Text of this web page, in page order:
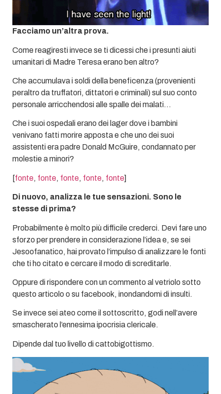
Facciamo un’altra prova.
Come reagiresti invece se ti dicessi che i presunti aiuti
umanitari di Madre Teresa erano ben altro?
Che accumulava i soldi della beneficenza (provenienti
peraltro da truffatori, dittatori e criminali) sul suo conto
personale arricchendosi alle spalle dei malati…
Che i suoi ospedali erano dei lager dove i bambini
venivano fatti morire apposta e che uno dei suoi
assistenti era padre Donald McGuire, condannato per
molestie a minori?
[fonte, fonte, fonte, fonte, fonte]
Di nuovo, analizza le tue sensazioni. Sono le
stesse di prima?
Probabilmente è molto più difficile crederci. Devi fare uno
sforzo per prendere in considerazione l’idea e, se sei
Jesoofanatico, hai provato l’impulso di analizzare le fonti
che ti ho citato e cercare il modo di screditarle.
Oppure di rispondere con un commento al vetriolo sotto
questo articolo o su facebook, inondandomi di insulti.
Se invece sei ateo come il sottoscritto, godi nell’avere
smascherato l’ennesima ipocrisia clericale.
Dipende dal tuo livello di cattobigottismo.